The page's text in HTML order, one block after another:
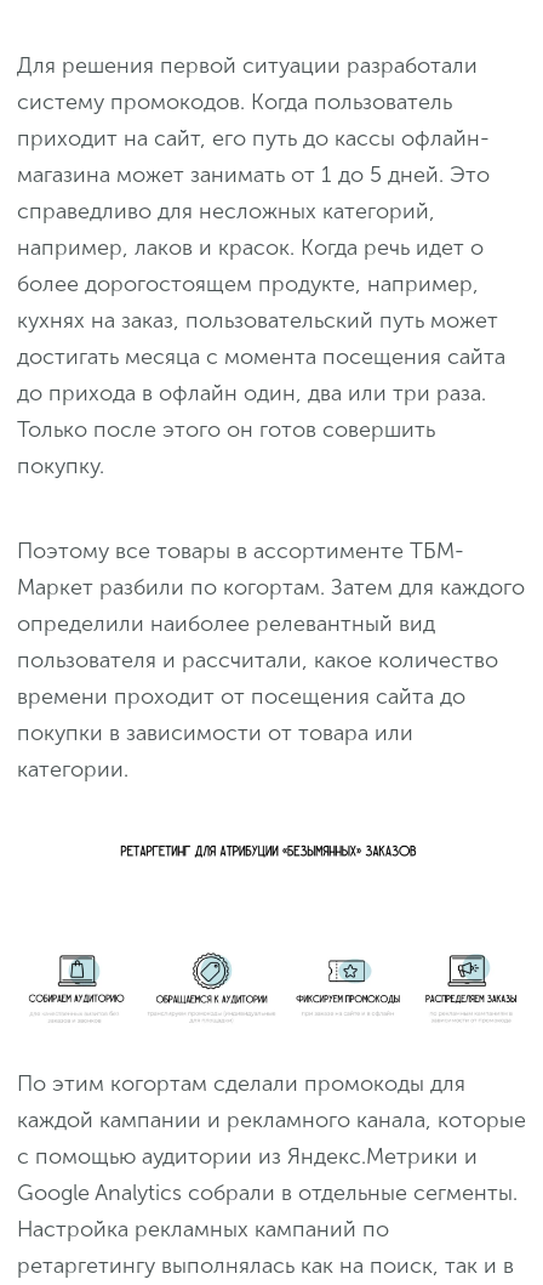
Для решения первой ситуации разработали
систему промокодов. Когда пользователь
приходит на сайт, его путь до кассы офлайн-
магазина может занимать от 1 до 5 дней. Это
справедливо для несложных категорий,
например, лаков и красок. Когда речь идет о
более дорогостоящем продукте, например,
кухнях на заказ, пользовательский путь может
достигать месяца с момента посещения сайта
до прихода в офлайн один, два или три раза.
Только после этого он готов совершить
покупку.
Поэтому все товары в ассортименте ТБМ-
Маркет разбили по когортам. Затем для каждого
определили наиболее релевантный вид
пользователя и рассчитали, какое количество
времени проходит от посещения сайта до
покупки в зависимости от товара или
категории.
По этим когортам сделали промокоды для
каждой кампании и рекламного канала, которые
с помощью аудитории из Яндекс.Метрики и
Google Analytics собрали в отдельные сегменты.
Настройка рекламных кампаний по
ретаргетингу выполнялась как на поиск, так и в